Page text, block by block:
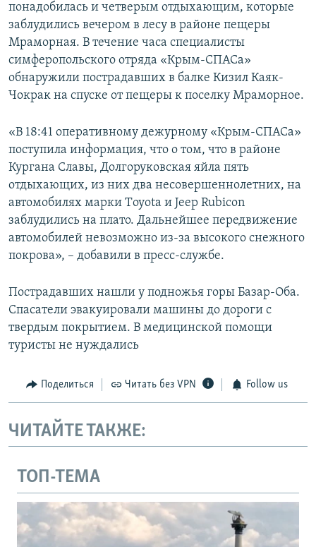
понадобилась и четверым отдыхающим, которые
заблудились вечером в лесу в районе пещеры
Мраморная. В течение часа специалисты
симферопольского отряда «Крым-СПАСа»
обнаружили пострадавших в балке Кизил Каяк-
Чокрак на спуске от пещеры к поселку Мраморное.
«В 18:41 оперативному дежурному «Крым-СПАСа»
поступила информация, что о том, что в районе
Кургана Славы, Долгоруковская яйла пять
отдыхающих, из них два несовершеннолетних, на
автомобилях марки Тoyоta и Jeep Rubicon
заблудились на плато. Дальнейшее передвижение
автомобилей невозможно из-за высокого снежного
покрова», – добавили в пресс-службе.
Пострадавших нашли у подножья горы Базар-Оба.
Спасатели эвакуировали машины до дороги с
твердым покрытием. В медицинской помощи
туристы не нуждались
Поделиться Читать без VPN Follow us
ЧИТАЙТЕ ТАКЖЕ:
ТОП-ТЕМА